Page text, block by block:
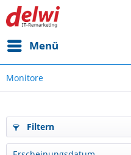
Menü
Monitore
Filtern